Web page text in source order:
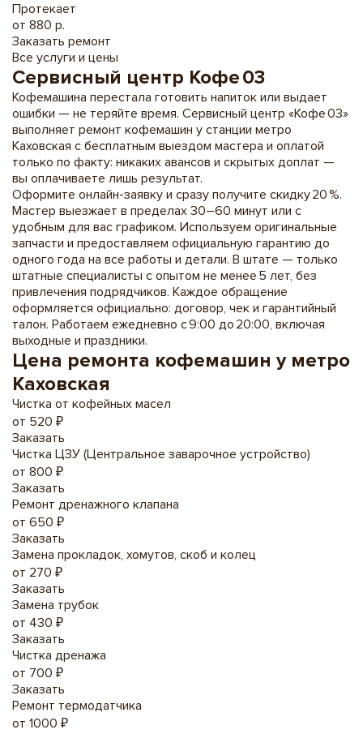
Протекает
от 880 р.
Заказать ремонт
Все услуги и цены
Сервисный центр Кофе 03
Кофемашина перестала готовить напиток или выдает
ошибки — не теряйте время. Сервисный центр «Кофе 03»
выполняет ремонт кофемашин у станции метро
Каховская с бесплатным выездом мастера и оплатой
только по факту: никаких авансов и скрытых доплат —
вы оплачиваете лишь результат.
Оформите онлайн-заявку и сразу получите скидку 20 %.
Мастер выезжает в пределах 30–60 минут или с
удобным для вас графиком. Используем оригинальные
запчасти и предоставляем официальную гарантию до
одного года на все работы и детали. В штате — только
штатные специалисты с опытом не менее 5 лет, без
привлечения подрядчиков. Каждое обращение
оформляется официально: договор, чек и гарантийный
талон. Работаем ежедневно с 9:00 до 20:00, включая
выходные и праздники.
Цена ремонта кофемашин у метро
Каховская
Чистка от кофейных масел
от 520 ₽
Заказать
Чистка ЦЗУ (Центральное заварочное устройство)
от 800 ₽
Заказать
Ремонт дренажного клапана
от 650 ₽
Заказать
Замена прокладок, хомутов, скоб и колец
от 270 ₽
Заказать
Замена трубок
от 430 ₽
Заказать
Чистка дренажа
от 700 ₽
Заказать
Ремонт термодатчика
от 1000 ₽